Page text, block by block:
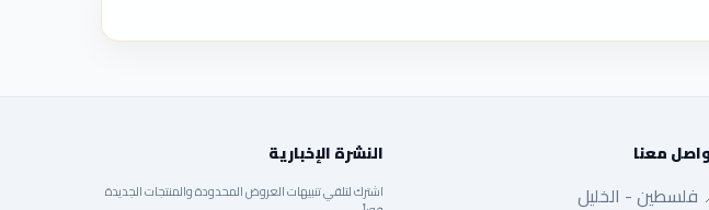
معنا
فلسطين - الخليل
النشرة الإخبارية
اشترك لتلقي تنبيهات العروض المحدودة والمنتجات الجديدة